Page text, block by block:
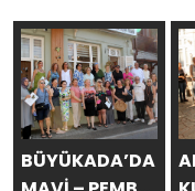
BÜYÜKADA’DA